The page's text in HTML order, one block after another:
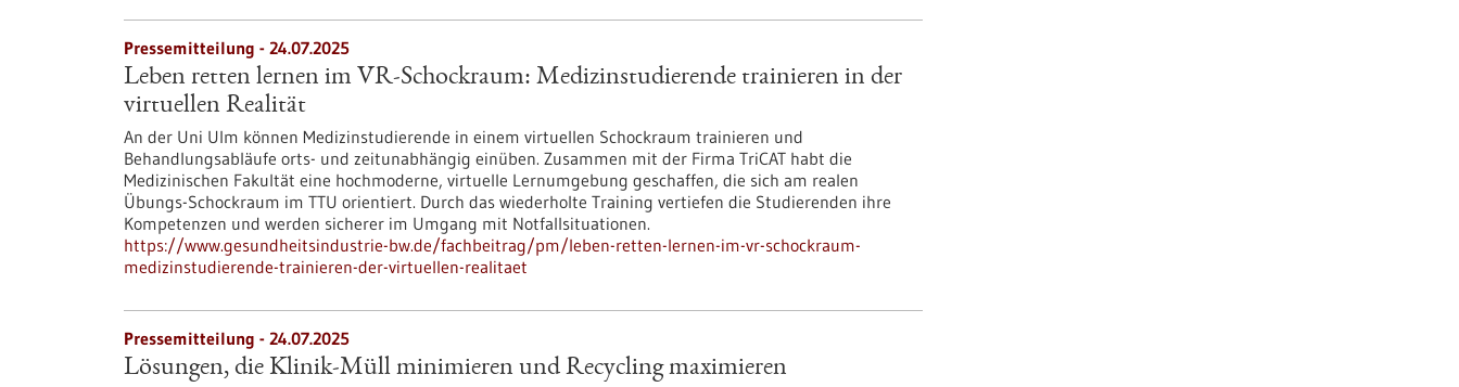
Pressemitteilung - 24.07.2025
Leben retten lernen im VR-Schockraum: Medizinstudierende trainieren in der
virtuellen Realität
An der Uni Ulm können Medizinstudierende in einem virtuellen Schockraum trainieren und
Behandlungsabläufe orts- und zeitunabhängig einüben. Zusammen mit der Firma TriCAT habt die
Medizinischen Fakultät eine hochmoderne, virtuelle Lernumgebung geschaffen, die sich am realen
Übungs-Schockraum im TTU orientiert. Durch das wiederholte Training vertiefen die Studierenden ihre
Kompetenzen und werden sicherer im Umgang mit Notfallsituationen.
https://www.gesundheitsindustrie-bw.de/fachbeitrag/pm/leben-retten-lernen-im-vr-schockraum-
medizinstudierende-trainieren-der-virtuellen-realitaet
Pressemitteilung - 24.07.2025
Lösungen, die Klinik-Müll minimieren und Recycling maximieren